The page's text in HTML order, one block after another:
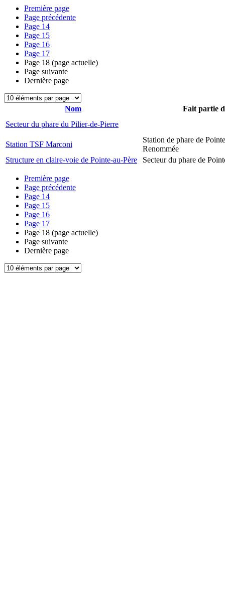
Première page
Page précédente
Page 14
Page 15
Page 16
Page 17
Page 18 (page actuelle)
Page suivante
Dernière page
Nom
Fait partie
Secteur du phare du Pilier-de-Pierre
Station TSF Marconi
Station de phare de
Renommée
Structure en claire-voie de Pointe-au-Père
Secteur du phare de
Première page
Page précédente
Page 14
Page 15
Page 16
Page 17
Page 18 (page actuelle)
Page suivante
Dernière page